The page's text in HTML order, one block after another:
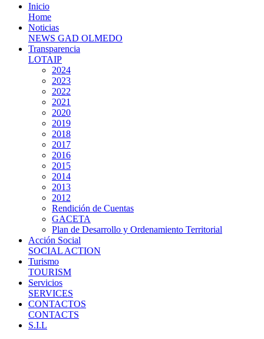
Inicio
Home
Noticias
NEWS GAD OLMEDO
Transparencia
LOTAIP
2024
2023
2022
2021
2020
2019
2018
2017
2016
2015
2014
2013
2012
Rendición de Cuentas
GACETA
Plan de Desarrollo y Ordenamiento Territorial
Acción Social
SOCIAL ACTION
Turismo
TOURISM
Servicios
SERVICES
CONTACTOS
CONTACTS
S.I.L